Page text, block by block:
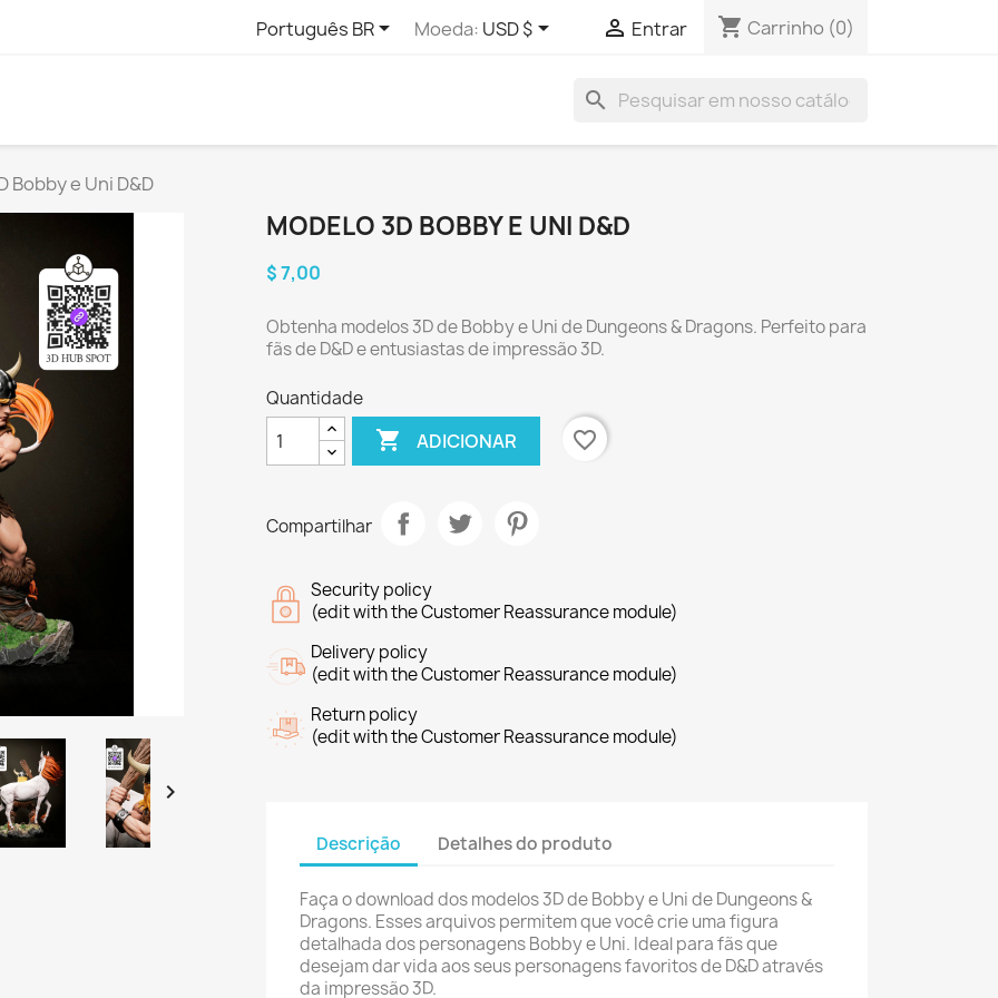
Português BR Moeda: USD $  Entrar shopping_cart Carrinho (0)
search
Bobby e Uni D&D

MODELO 3D BOBBY E UNI D&D
$ 7,00
Obtenha modelos 3D de Bobby e Uni de Dungeons & Dragons. Perfeito para
fãs de D&D e entusiastas de impressão 3D.
Quantidade
 ADICIONAR favorite_border
Compartilhar
Security policy
(edit with the Customer Reassurance module)
Delivery policy
(edit with the Customer Reassurance module)
Return policy
(edit with the Customer Reassurance module)
Descrição Detalhes do produto
Faça o download dos modelos 3D de Bobby e Uni de Dungeons &
Dragons. Esses arquivos permitem que você crie uma figura
detalhada dos personagens Bobby e Uni. Ideal para fãs que
desejam dar vida aos seus personagens favoritos de D&D através
da impressão 3D.